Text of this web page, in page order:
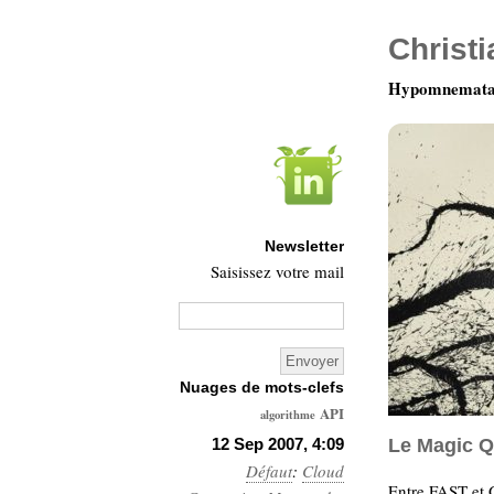
12 Sep 2007, 4:09
Défaut: Cloud
Le Magic
Newsletter
Saisissez votre mail
Nuages de mots-clefs
algorithme API
Architecture
Ars-